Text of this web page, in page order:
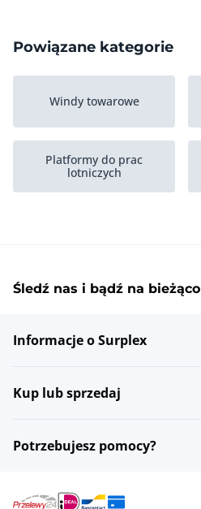
Powiązane kategorie
Windy towarowe
Platformy do prac
lotniczych
Śledź nas i bądź na bieżąco
Informacje o Surplex
Kup lub sprzedaj
Potrzebujesz pomocy?